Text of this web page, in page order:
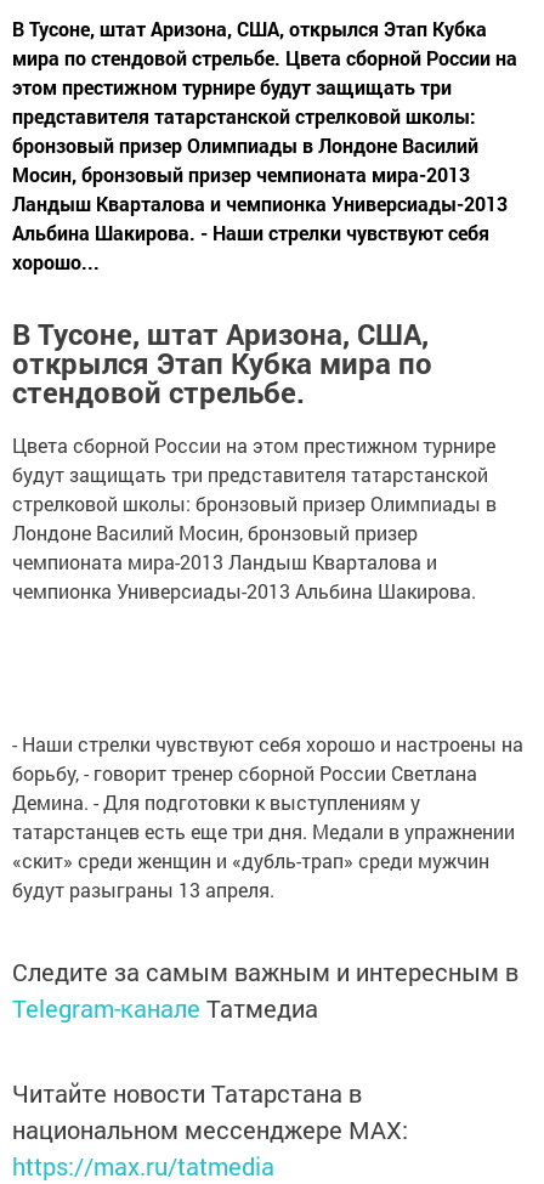
В Тусоне, штат Аризона, США, открылся Этап Кубка
мира по стендовой стрельбе. Цвета сборной России на
этом престижном турнире будут защищать три
представителя татарстанской стрелковой школы:
бронзовый призер Олимпиады в Лондоне Василий
Мосин, бронзовый призер чемпионата мира-2013
Ландыш Кварталова и чемпионка Универсиады-2013
Альбина Шакирова. - Наши стрелки чувствуют себя
хорошо...
В Тусоне, штат Аризона, США,
открылся Этап Кубка мира по
стендовой стрельбе.
Цвета сборной России на этом престижном турнире
будут защищать три представителя татарстанской
стрелковой школы: бронзовый призер Олимпиады в
Лондоне Василий Мосин, бронзовый призер
чемпионата мира-2013 Ландыш Кварталова и
чемпионка Универсиады-2013 Альбина Шакирова.
- Наши стрелки чувствуют себя хорошо и настроены на
борьбу, - говорит тренер сборной России Светлана
Демина. - Для подготовки к выступлениям у
татарстанцев есть еще три дня. Медали в упражнении
«скит» среди женщин и «дубль-трап» среди мужчин
будут разыграны 13 апреля.
Следите за самым важным и интересным в
Telegram-канале Татмедиа
Читайте новости Татарстана в
национальном мессенджере MАХ:
https://max.ru/tatmedia